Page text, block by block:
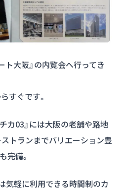
ト大阪』の内覧会へ行ってき
すぐです。
カ03』には大阪の老舗や路地
トランまでバリエーション豊
完備。
気軽に利用できる時間制のカ